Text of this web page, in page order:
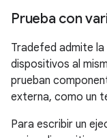
Prueba con
Tradefed admite
dispositivos al
prueban
externa, como un
Para escribir un